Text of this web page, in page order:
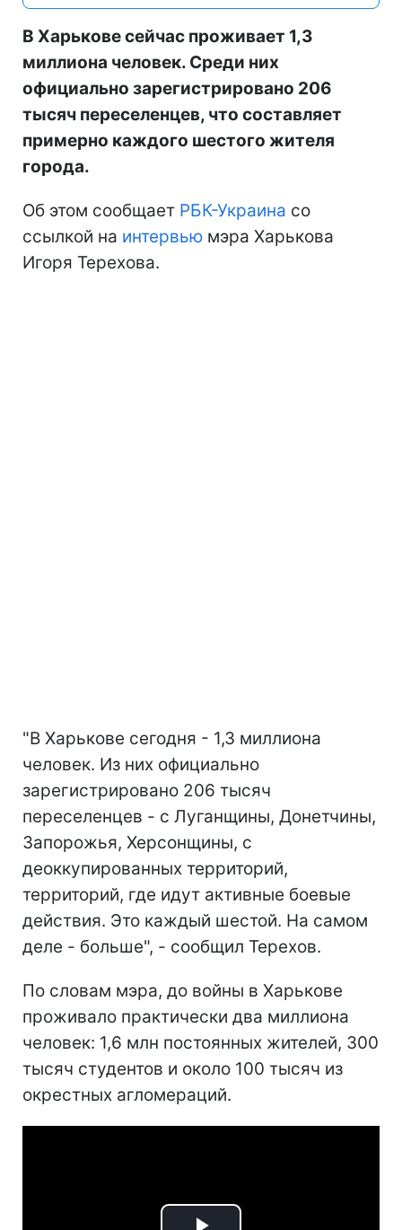
В Харькове сейчас проживает 1,3
миллиона человек. Среди них
официально зарегистрировано 206
тысяч переселенцев, что составляет
примерно каждого шестого жителя
города.
Об этом сообщает РБК-Украина со
ссылкой на интервью мэра Харькова
Игоря Терехова.
"В Харькове сегодня - 1,3 миллиона
человек. Из них официально
зарегистрировано 206 тысяч
переселенцев - с Луганщины, Донетчины,
Запорожья, Херсонщины, с
деоккупированных территорий,
территорий, где идут активные боевые
действия. Это каждый шестой. На самом
деле - больше", - сообщил Терехов.
По словам мэра, до войны в Харькове
проживало практически два миллиона
человек: 1,6 млн постоянных жителей, 300
тысяч студентов и около 100 тысяч из
окрестных агломераций.